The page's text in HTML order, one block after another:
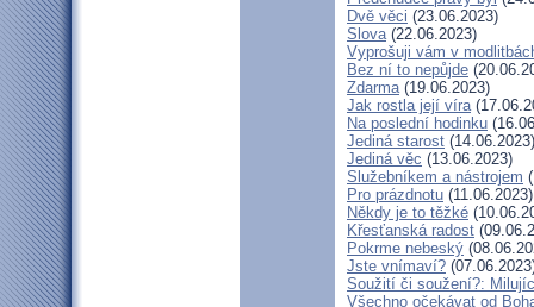
Dvě věci (23.06.2023)
Slova(22.06.2023)
Vyprošuji vám v
Bez ní to nepůjde
Zdarma(19.06.2023)
Jak rostla její víra
Na poslední hodinku
Jediná starost (14.06.2023)
Jediná věc (13.06.2023)
Služebníkem a nástrojem
Pro prázdnotu (11.06.2023)
Někdy je to těžké
Křesťanská radost
Pokrme nebeský
Jste vnímaví?
Soužití či soužení?:
Všechno očekávat od